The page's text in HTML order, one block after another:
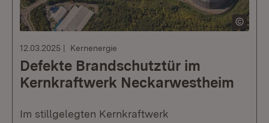
12.03.2025 Kernenergie
Defekte Brandschutztür im
Kernkraftwerk Neckarwestheim
Im stillgelegten Kernkraftwerk